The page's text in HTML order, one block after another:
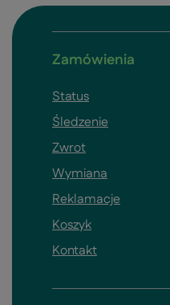
Zamówienia
Status
Śledzenie
Zwrot
Wymiana
Reklamacje
Koszyk
Kontakt